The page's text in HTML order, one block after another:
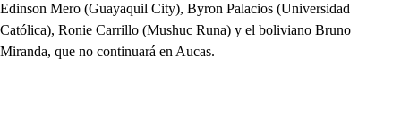
Edinson Mero (Guayaquil City), Byron Palacios (Universidad
Católica), Ronie Carrillo (Mushuc Runa) y el boliviano Bruno
Miranda, que no continuará en Aucas.